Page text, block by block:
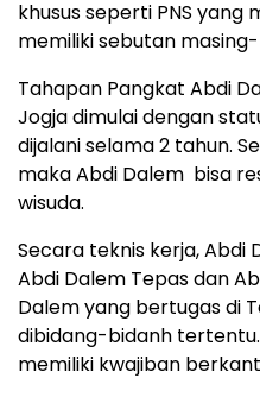
khusus seperti PNS yang
memiliki sebutan
Tahapan Pangkat Abdi
Jogja dimulai dengan
dijalani selama 2 tahun.
maka Abdi Dalem bisa
wisuda.
Secara teknis kerja, Abdi
Abdi Dalem Tepas dan
Dalem yang bertugas di
dibidang-bidanh
memiliki kwajiban